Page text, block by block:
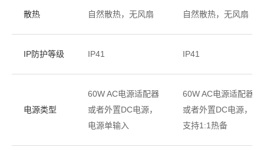
散热 自然散热，无风扇 自然散热，无风扇
IP防护等级 IP41 IP41
电源类型
60W AC电源适配器
或者外置DC电源，
电源单输入
60W AC电源适配器
或者外置DC电源，
支持1:1热备